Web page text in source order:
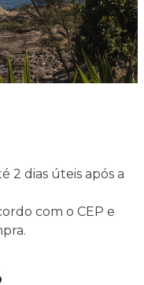
2 dias úteis após a
com o CEP e